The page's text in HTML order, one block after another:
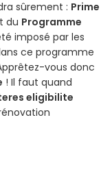
sûrement : Prime
du Programme
imposé par les
ce programme
vous donc
! Il faut quand
eligibilite